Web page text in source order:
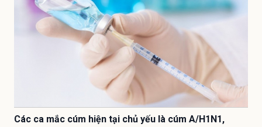
Các ca mắc cúm hiện tại chủ yếu là cúm A/H1N1,